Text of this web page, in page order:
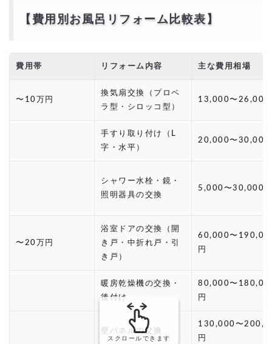
【費用別お風呂リフォーム比較表】
費用帯 リフォーム内容 主な費用相場
〜10万円
換気扇交換（プロペ
ラ型・シロッコ型）
13,000〜26,000
手すり取り付け（L
字・水平）
20,000〜30,000
シャワー水栓・鏡・
照明器具の交換
5,000〜30,000
〜20万円
浴室ドアの交換（開
き戸・中折れ戸・引
き戸）
60,000〜
円
暖房乾燥機の交換・
後付け
80,000〜
円
壁パネルの交換
130,000〜
円
スクロールできます